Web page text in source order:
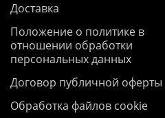
Доставка
Положение о политике в
отношении обработки
персональных данных
Договор публичной оферты
Обработка файлов cookie